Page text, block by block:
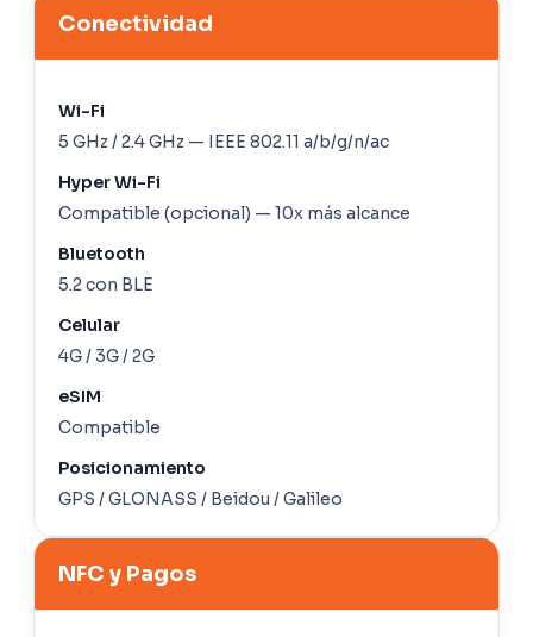
Conectividad
Wi-Fi
5 GHz / 2.4 GHz — IEEE 802.11 a/b/g/n/ac
Hyper Wi-Fi
Compatible (opcional) — 10x más alcance
Bluetooth
5.2 con BLE
Celular
4G / 3G / 2G
eSIM
Compatible
Posicionamiento
GPS / GLONASS / Beidou / Galileo
NFC y Pagos